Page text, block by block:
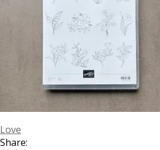
Love
Share: